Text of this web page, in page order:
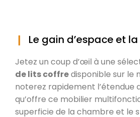
Le gain d’espace et
Jetez un coup d’œil à une
de lits coffredisponible sur le
noterez rapidement l’étendue
qu’offre ce mobilier
superficie de la chambre et le